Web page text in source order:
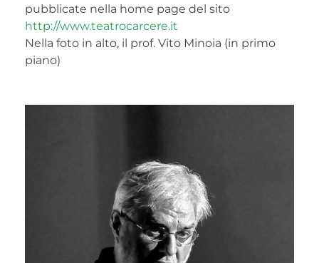
pubblicate nella home page del sito
http://www.teatrocarcere.it
Nella foto in alto, il prof. Vito Minoia (in primo
piano)